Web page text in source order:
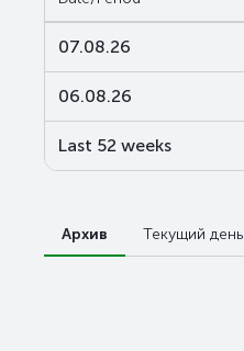
07.08.26
06.08.26
Last 52 weeks
Архив Текущий день